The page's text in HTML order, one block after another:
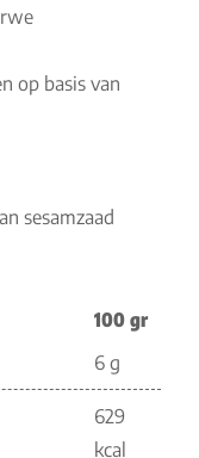
op basis van
sesamzaad
100 gr
6 g
629
kcal